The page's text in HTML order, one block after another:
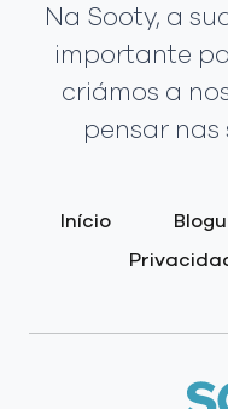
Na Sooty, a
importante
criámos a
pensar nas
Início